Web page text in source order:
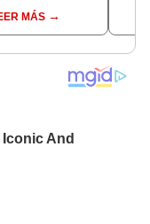
musical: “No
MÁS
por